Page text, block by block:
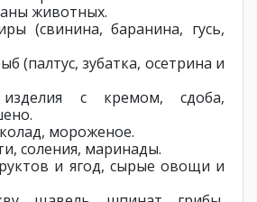
животных.
(свинина, баранина, гусь,
(палтус, зубатка, осетрина и
изделия с кремом, сдоба,
мороженое.
соления, маринады.
и ягод, сырые овощи и